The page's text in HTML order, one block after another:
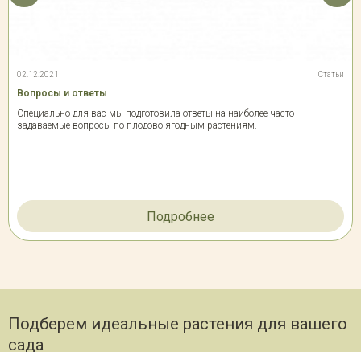
02.12.2021 Статьи
Вопросы и ответы
Специально для вас мы подготовила ответы на наиболее часто
задаваемые вопросы по плодово-ягодным растениям.
Подробнее
Подберем идеальные растения для вашего
сада